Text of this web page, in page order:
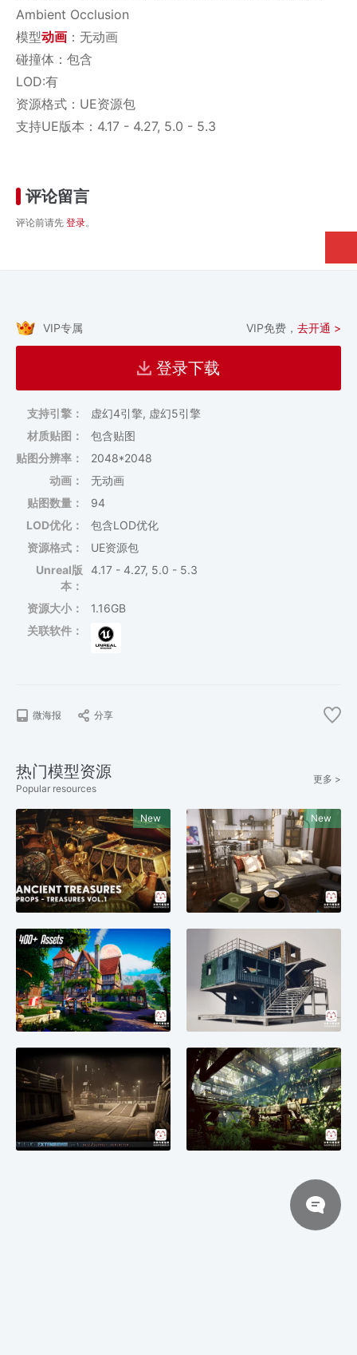
Ambient Occlusion
模型动画 ：无动画
碰撞体：包含
LOD:有
资源格式：UE资源包
支持UE版本：4.17 - 4.27, 5.0 - 5.3
评论留言
评论前请先 登录。
VIP专属 VIP免费， 去开通 >
登录下载
支持引擎：
虚幻4引擎, 虚幻5引擎
材质贴图：
包含贴图
贴图分辨率：
2048*2048
动画：
无动画
贴图数量：
94
LOD优化：
包含LOD优化
资源格式：
UE资源包
Unreal版
本：
4.17 - 4.27, 5.0 - 5.3
资源大小：
1.16GB
关联软件：
微海报 分享
热门模型资源
Popular resources
更多 >